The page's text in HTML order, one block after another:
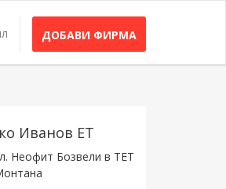
ДОБАВИ ФИРМА
Иванов ЕТ
Неофит Бозвели в ТЕТ